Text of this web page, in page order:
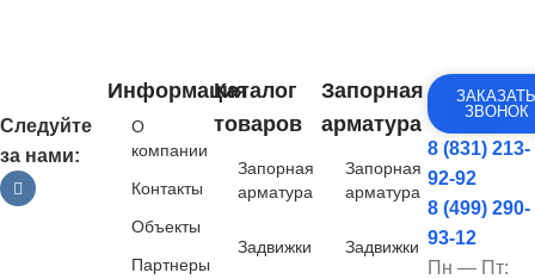
Следуйте
за нами:
Информация
О
компании
Контакты
Объекты
Партнеры
Каталог
товаров
Запорная
арматура
Задвижки
Запорная
арматура
Запорная
арматура
Задвижки
ЗВОНОК
8 (831) 213-
92-92
8 (499) 290-
93-12
Пн — Пт: